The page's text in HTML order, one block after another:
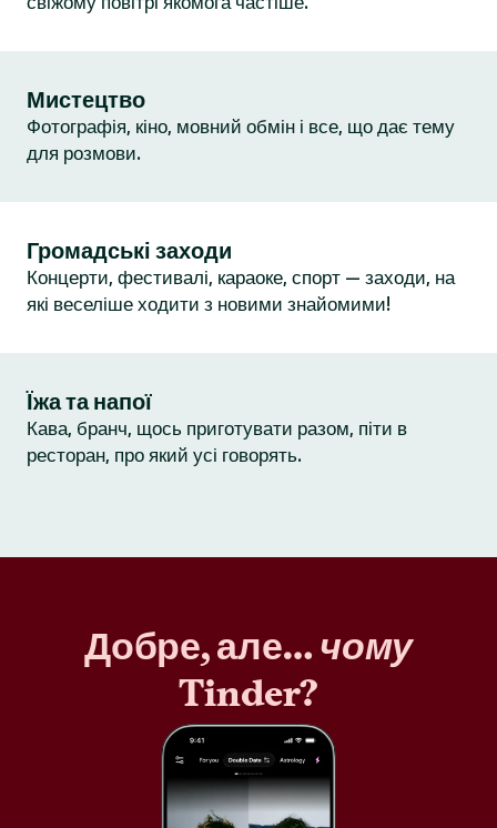
Мистецтво
Фотографія, кіно, мовний обмін і все, що дає тему
для розмови.
Громадські заходи
Концерти, фестивалі, караоке, спорт — заходи, на
які веселіше ходити з новими знайомими!
Їжа та напої
Кава, бранч, щось приготувати разом, піти в
ресторан, про який усі говорять.
Добре, але…чому
Tinder?